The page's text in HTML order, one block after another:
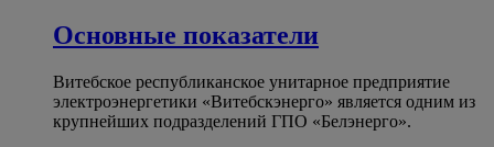
Основные показатели
Витебское республиканское унитарное предприятие
электроэнергетики «Витебскэнерго» является одним из
крупнейших подразделений ГПО «Белэнерго».